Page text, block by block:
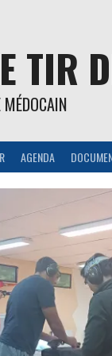
TIR
AGENDA